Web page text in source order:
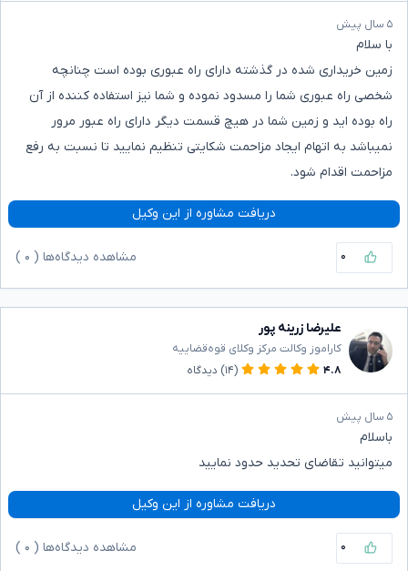
۵ سال پیش
با سلام
زمین خریداری شده در گذشته دارای راه عبوری بوده است چنانچه
شخصی راه عبوری شما را مسدود نموده و شما نیز استفاده کننده از آن
راه بوده اید و زمین شما در هیچ قسمت دیگر دارای راه عبور مرور
نمیباشد به اتهام ایجاد مزاحمت شکایتی تنظیم نمایید تا نسبت به رفع
مزاحمت اقدام شود.
دریافت مشاوره از این وکیل
۰ مشاهده دیدگاه‌ها ( ۰
علیرضا زرینه پور
کاراموز وکالت مرکز وکلای قوه‌قضاییه
۴.۸
(۱۴) دیدگاه
۵ سال پیش
باسلام
میتوانید تقاضای تحدید حدود نمایید
دریافت مشاوره از این وکیل
۰ مشاهده دیدگاه‌ها ( ۰